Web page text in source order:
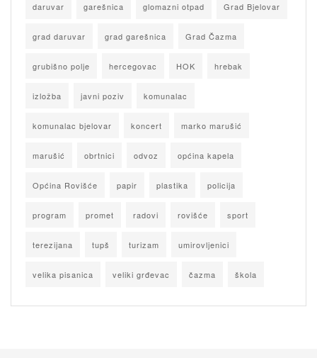
daruvar garešnica glomazni otpad Grad Bjelovar
grad daruvar grad garešnica Grad Čazma
grubišno polje hercegovac HOK hrebak
izložba javni poziv komunalac
komunalac bjelovar koncert marko marušić
marušić obrtnici odvoz općina kapela
Općina Rovišće papir plastika policija
program promet radovi rovišće sport
terezijana tupš turizam umirovljenici
velika pisanica veliki grđevac čazma škola